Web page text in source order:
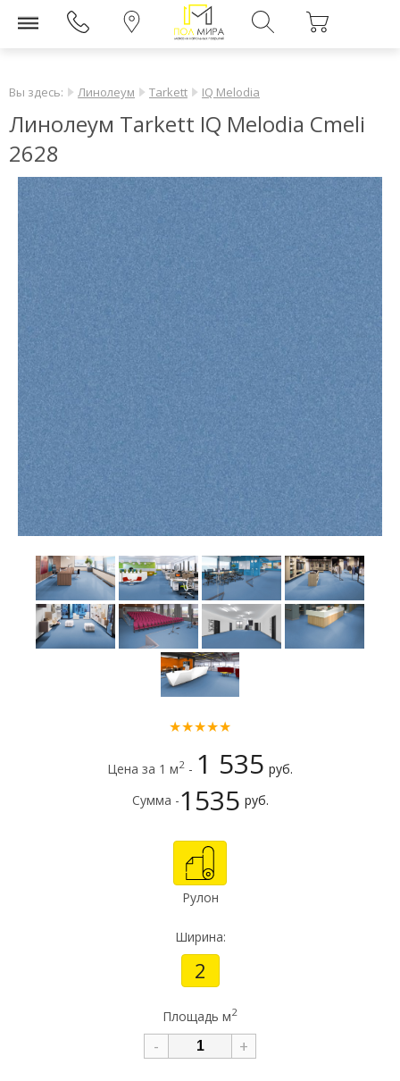
Вы здесь: Линолеум Tarkett IQ Melodia
Линолеум Tarkett IQ Melodia Cmeli
2628
★★★★★
Цена за 1 м2 - 1 535 руб.
Сумма -1535 руб.
Рулон
Ширина:
2
Площадь м2
- +